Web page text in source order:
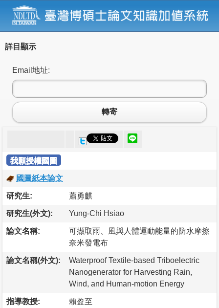
詳目顯示
Email地址:
轉寄
我願授權國圖
國圖紙本論文
研究生: 蕭勇麒
研究生(外文): Yung-Chi Hsiao
論文名稱:
可擷取雨、風與人體運動能量的防水摩擦
奈米發電布
論文名稱(外文):
Waterproof Textile-based Triboelectric
Nanogenerator for Harvesting Rain,
Wind, and Human-motion Energy
指導教授: 賴盈至